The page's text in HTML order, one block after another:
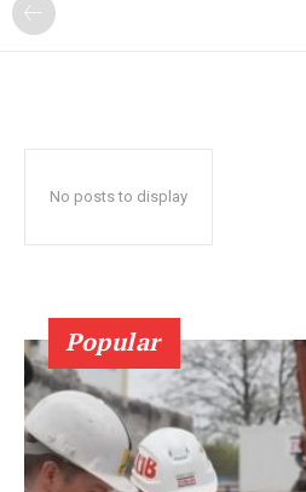
No posts to display
Popular